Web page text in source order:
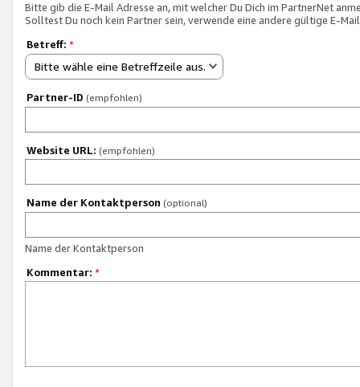
Bitte gib die E-Mail Adresse an, mit welcher Du Dich im PartnerNet
Solltest Du noch kein Partner sein, verwende eine andere gültige E-
Betreff: *
Bitte wähle eine Betreffzeile aus.
Partner-ID (empfohlen)
Website URL: (empfohlen)
Name der Kontaktperson (optional)
Name der Kontaktperson
Kommentar: *